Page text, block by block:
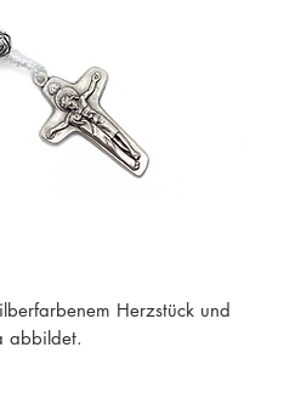
Herzstück und
abbildet.